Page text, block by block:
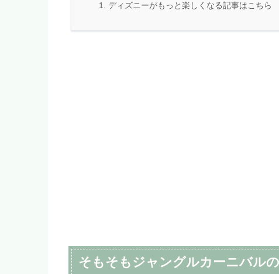
ディズニーがもっと楽しくなる記事はこちら
そもそもジャングルカーニバル